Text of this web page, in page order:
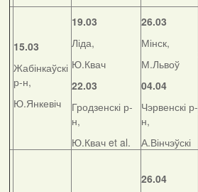
15.03
Жабінкаўскі
р-н,
Ю.Янкевіч
19.03
Ліда,
Ю.Квач
22.03
Гродзенскі р-
н,
Ю.Квач et al.
26.03
Мінск,
М.Львоў
04.04
Чэрвенскі р-
н,
А.Вінчэўскі
26.04